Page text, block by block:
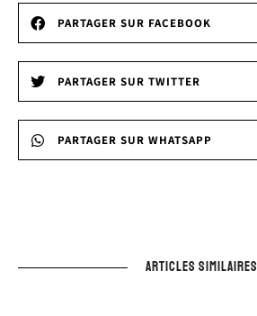
PARTAGER SUR FACEBOOK
PARTAGER SUR TWITTER
PARTAGER SUR WHATSAPP
ARTICLES SIMILAIRES